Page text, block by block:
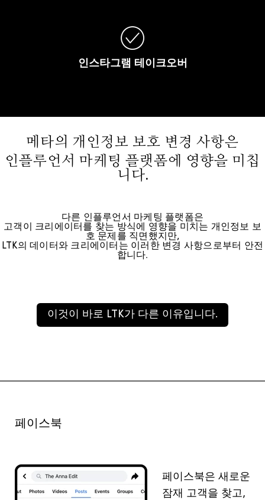
인스타그램 테이크오버
메타의 개인정보 보호 변경 사항은
인플루언서 마케팅 플랫폼에 영향을 미칩
니다.
다른 인플루언서 마케팅 플랫폼은
고객이 크리에이터를 찾는 방식에 영향을 미치는 개인정보 보
호 문제를 직면했지만,
LTK의 데이터와 크리에이터는 이러한 변경 사항으로부터 안전
합니다.
이것이 바로 LTK가 다른 이유입니다.
페이스북
페이스북은 새로운
잠재 고객을 찾고,